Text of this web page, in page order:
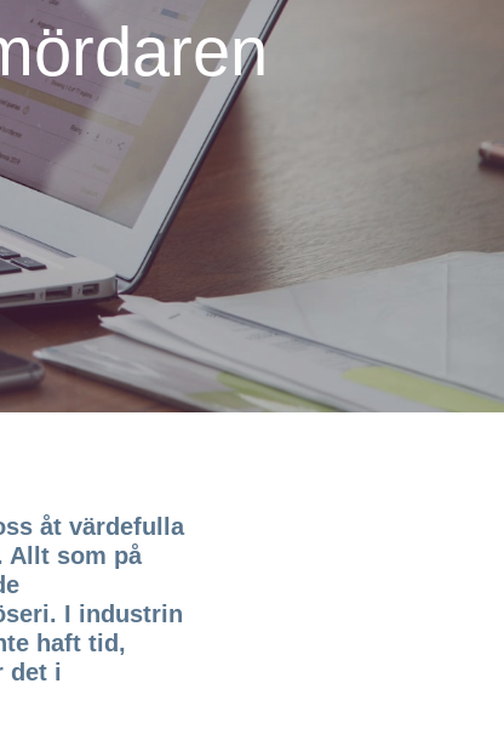
åt värdefulla
Allt som på
I industrin
haft tid,
det i